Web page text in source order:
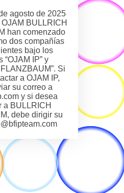
agosto de 2025
BULLRICH
han comenzado
dos compañías
bajo los
“OJAM IP” y
Si
a OJAM IP,
su correo a
y si desea
a BULLRICH
debe dirigir su